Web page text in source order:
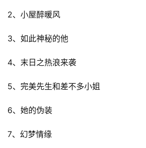
首
2、小屋醉暖风
3、如此神秘的他
4、末日之热浪来袭
5、完美先生和差不多小姐
6、她的伪装
7、幻梦情缘